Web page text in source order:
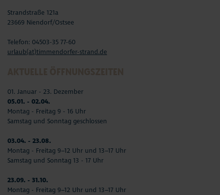
Strandstraße 121a
23669 Niendorf/Ostsee
Telefon: 04503-35 77-60
urlaub(at)timmendorfer-strand.de
01. Januar - 23. Dezember
05.01. - 02.04.
Montag - Freitag 9 - 16 Uhr
Samstag und Sonntag geschlossen
03.04. - 23.08.
Montag - Freitag 9–12 Uhr und 13–17 Uhr
Samstag und Sonntag 13 - 17 Uhr
23.09. - 31.10.
Montag - Freitag 9–12 Uhr und 13–17 Uhr